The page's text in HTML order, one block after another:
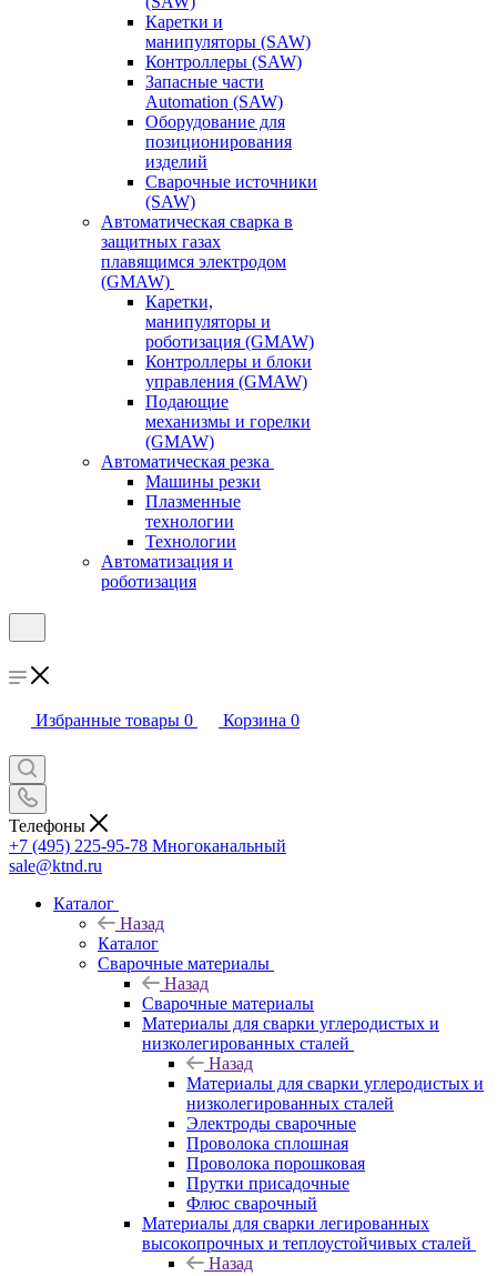
Каретки и
манипуляторы (SAW)
Контроллеры (SAW)
Запасные части
Automation (SAW)
Оборудование для
позиционирования
изделий
Сварочные источники
(SAW)
Автоматическая сварка в
защитных газах
плавящимся электродом
(GMAW)
Каретки,
манипуляторы и
роботизация (GMAW)
Контроллеры и блоки
управления (GMAW)
Подающие
механизмы и горелки
(GMAW)
Автоматическая резка
Машины резки
Плазменные
технологии
Технологии
Автоматизация и
роботизация
Избранные товары 0 Корзина 0
Телефоны
+7 (495) 225-95-78 Многоканальный
sale@ktnd.ru
Каталог
Назад
Каталог
Сварочные материалы
Назад
Сварочные материалы
Материалы для сварки углеродистых и
низколегированных сталей
Назад
Материалы для сварки углеродистых и
низколегированных сталей
Электроды сварочные
Проволока сплошная
Проволока порошковая
Прутки присадочные
Флюс сварочный
Материалы для сварки легированных
высокопрочных и теплоустойчивых сталей
Назад